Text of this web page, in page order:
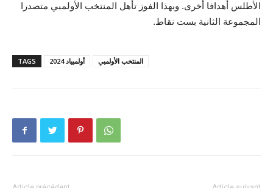
الأطلس أهدافا أخرى. وبهذا الفوز تأهل المنتخب الأولمبي متصدرا
المجموعة الثانية بست نقاط.
TAGS أولمبياد 2024 المنتخب الأولمبي